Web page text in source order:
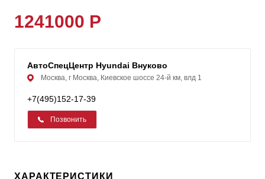
1241000 Р
АвтоСпецЦентр Hyundai Внуково
Москва, г Москва, Киевское шоссе 24-й км, влд 1
+7(495)152-17-39
Позвонить
ХАРАКТЕРИСТИКИ